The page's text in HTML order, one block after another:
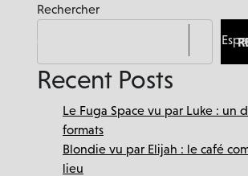
Rechercher
Recent Posts
Le Fuga Space vu par Luke : un
formats
Blondie vu par Elijah : le café
lieu